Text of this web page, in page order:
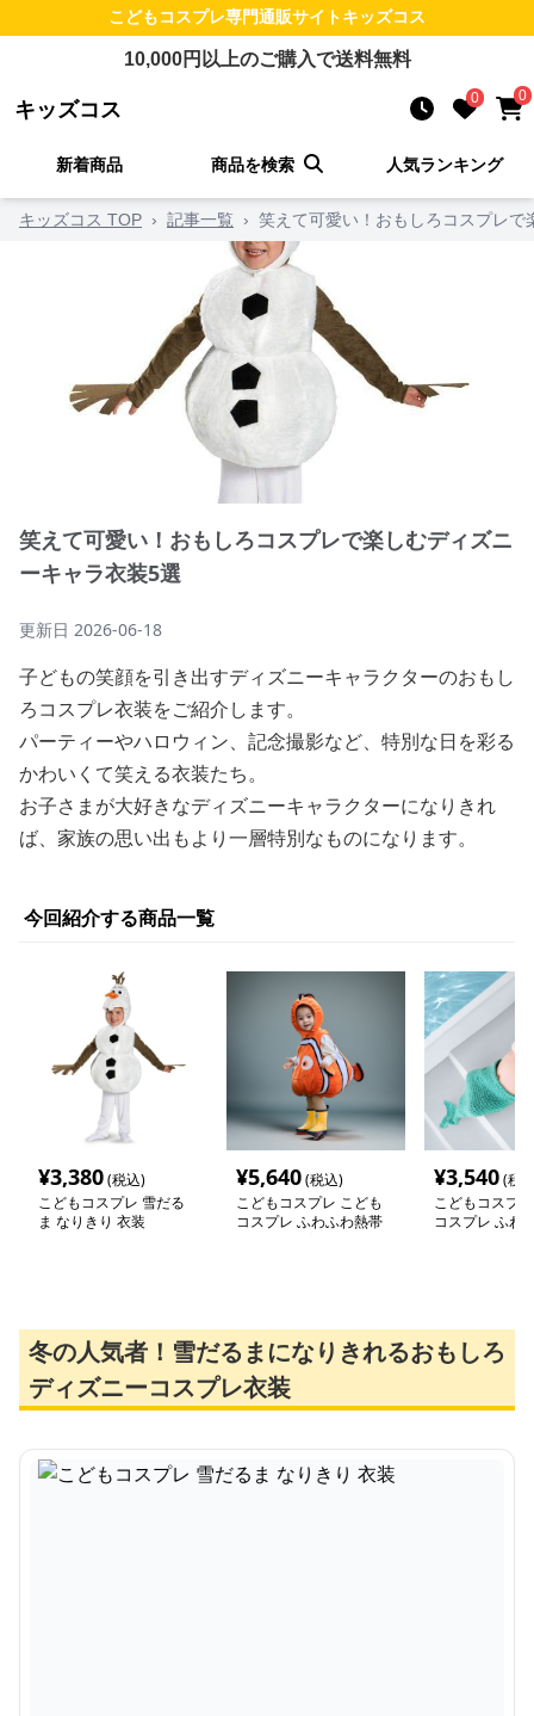
こどもコスプレ専門通販サイトキッズコス
10,000円以上のご購入で送料無料
キッズコス 0 0
新着商品 商品を検索 人気ランキング
キッズコス TOP › 記事一覧 › 笑えて可愛い！おもしろコスプレ
笑えて可愛い！おもしろコスプレで楽しむディズニ
ーキャラ衣装5選
更新日 2026-06-18
子どもの笑顔を引き出すディズニーキャラクターのおもし
ろコスプレ衣装をご紹介します。
パーティーやハロウィン、記念撮影など、特別な日を彩る
かわいくて笑える衣装たち。
お子さまが大好きなディズニーキャラクターになりきれ
ば、家族の思い出もより一層特別なものになります。
今回紹介する商品一覧
¥3,380(税込)
こどもコスプレ 雪だる
ま なりきり 衣装
¥5,640(税込)
こどもコスプレ こども
コスプレ ふわふわ熱帯
¥3,540(税
こどもコスプ
コスプレ ふわ
冬の人気者！雪だるまになりきれるおもしろ
ディズニーコスプレ衣装